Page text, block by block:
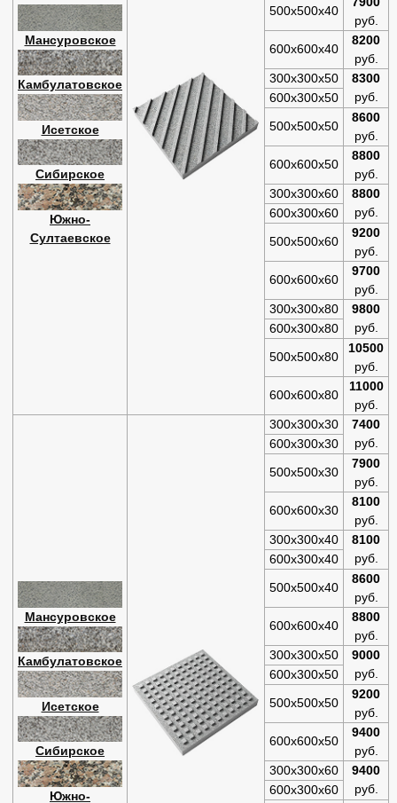
Мансуровское
Камбулатовское
Исетское
Сибирское
Южно-
Султаевское
500х500х40
руб.
600х600х40
8200
руб.
300х300х50
8300
руб.
600х300х50
500х500х50
8600
руб.
600х600х50
8800
руб.
300х300х60
8800
руб.
600х300х60
500х500х60
9200
руб.
600х600х60
9700
руб.
300х300х80
9800
руб.
600х300х80
500х500х80
10500
руб.
600х600х80
11000
руб.
Мансуровское
Камбулатовское
Исетское
Сибирское
Южно-
300х300х30
7400
руб.
600х300х30
500х500х30
7900
руб.
600х600х30
8100
руб.
300х300х40
8100
руб.
600х300х40
500х500х40
8600
руб.
600х600х40
8800
руб.
300х300х50
9000
руб.
600х300х50
500х500х50
9200
руб.
600х600х50
9400
руб.
300х300х60
9400
руб.
600х300х60